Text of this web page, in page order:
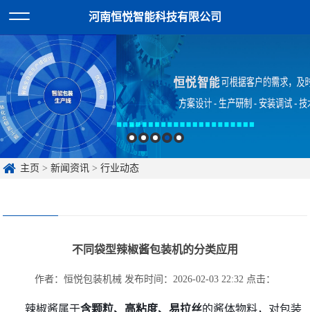
河南恒悦智能科技有限公司
主页 >新闻资讯 >行业动态
不同袋型辣椒酱包装机的分类应用
作者：恒悦包装机械 发布时间：2026-02-03 22:32 点击：
辣椒酱属于含颗粒、高粘度、易拉丝的酱体物料，对包装